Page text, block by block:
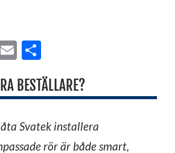
Email
BESTÄLLARE?
Svatek installera
rör är både smart,